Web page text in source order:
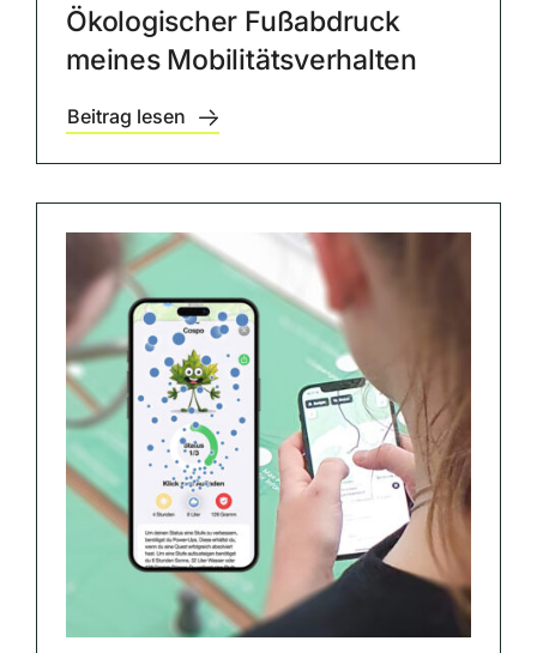
Ökologischer Fußabdruck
meines Mobilitätsverhalten
Beitrag lesen